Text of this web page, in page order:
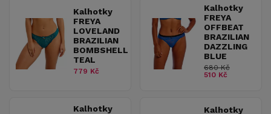
Kalhotky
FREYA
LOVELAND
BRAZILIAN
BOMBSHELL
TEAL
779 Kč
Kalhotky
FREYA
OFFBEAT
BRAZILIAN
DAZZLING
BLUE
680 Kč
510 Kč
Kalhotky
Kalhotky